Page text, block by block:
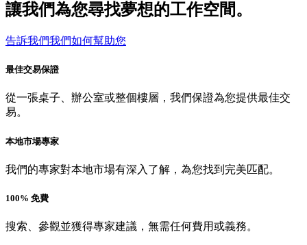
讓我們為您尋找夢想的工作空間。
告訴我們我們如何幫助您
最佳交易保證
從一張桌子、辦公室或整個樓層，我們保證為您提供最佳交
易。
本地市場專家
我們的專家對本地市場有深入了解，為您找到完美匹配。
100% 免費
搜索、參觀並獲得專家建議，無需任何費用或義務。